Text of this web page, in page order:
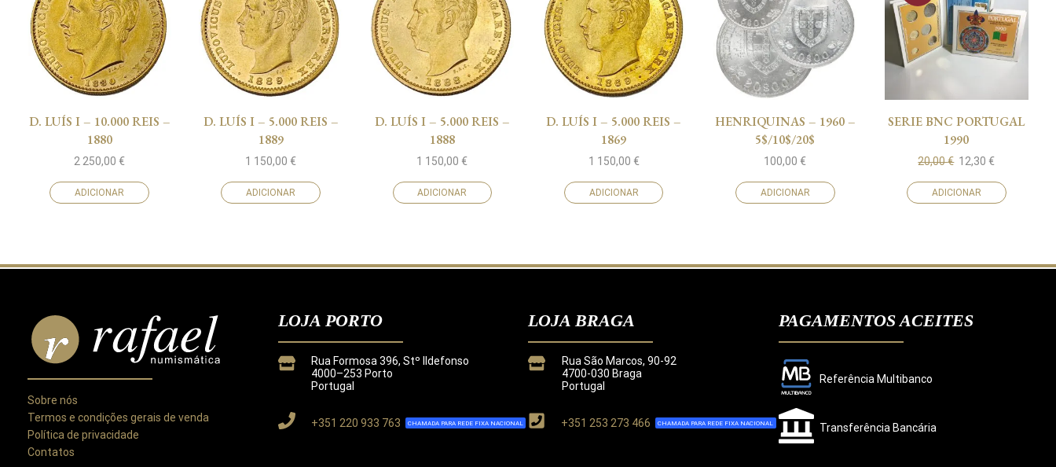
D. LUÍS I – 10.000 REIS –
1880
2 250,00€
ADICIONAR
D. LUÍS I – 5.000 REIS –
1889
1 150,00€
ADICIONAR
D. LUÍS I – 5.000 REIS –
1888
1 150,00€
ADICIONAR
D. LUÍS I – 5.000 REIS –
1869
1 150,00 €
ADICIONAR
HENRIQUINAS – 1960 –
5$/10$/20$
100,00€
ADICIONAR
SERIE BNC PORTUGAL
1990
20,00€ 12,30€
ADICIONAR
Este site utiliza cookies para melhorar a sua experiência.
Sobre nós
Termos e condições gerais de venda
Política de privacidade
Contatos
LOJA PORTO
Rua Formosa 396, Stº Ildefonso
4000–253 Porto
Portugal
+351 220 933 763 CHAMADA PARA REDE FIXA NACIONAL
LOJA BRAGA
Rua São Marcos, 90-92
4700-030 Braga
Portugal
+351 253 273 466 CHAMADA PARA REDE FIXA NACIONAL
PAGAMENTOS ACEITES
Referência Multibanco
Transferência Bancária